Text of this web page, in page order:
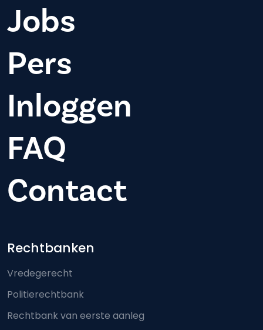
Jobs
Pers
Inloggen
FAQ
Contact
Footer-menu
Rechtbanken
Vredegerecht
Politierechtbank
Rechtbank van eerste aanleg